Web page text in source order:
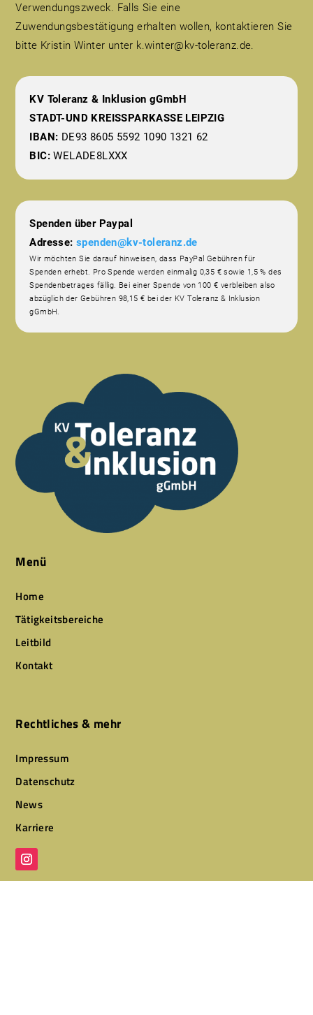
Verwendungszweck. Falls Sie eine
Zuwendungsbestätigung erhalten wollen, kontaktieren Sie
bitte Kristin Winter unter k.winter@kv-toleranz.de.
KV Toleranz & Inklusion gGmbH
STADT-UND KREISSPARKASSE LEIPZIG
IBAN: DE93 8605 5592 1090 1321 62
BIC: WELADE8LXXX
Spenden über Paypal
Adresse: spenden@kv-toleranz.de
Wir möchten Sie darauf hinweisen, dass PayPal Gebühren für
Spenden erhebt. Pro Spende werden einmalig 0,35 € sowie 1,5 % des
Spendenbetrages fällig. Bei einer Spende von 100 € verbleiben also
abzüglich der Gebühren 98,15 € bei der KV Toleranz & Inklusion
gGmbH.
Menü
Home
Tätigkeitsbereiche
Leitbild
Kontakt
Rechtliches & mehr
Impressum
Datenschutz
News
Karriere